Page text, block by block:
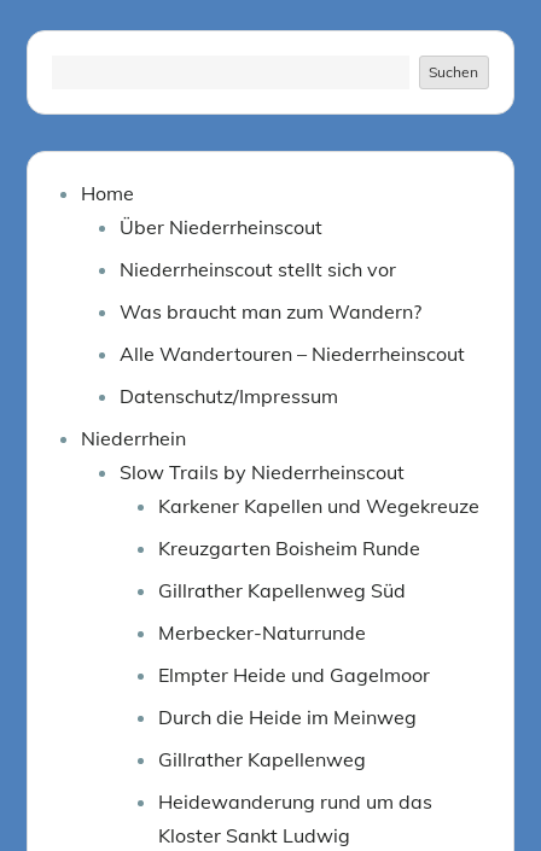
Suchen
Home
Über Niederrheinscout
Niederrheinscout stellt sich vor
Was braucht man zum Wandern?
Alle Wandertouren – Niederrheinscout
Datenschutz/Impressum
Niederrhein
Slow Trails by Niederrheinscout
Karkener Kapellen und Wegekreuze
Kreuzgarten Boisheim Runde
Gillrather Kapellenweg Süd
Merbecker-Naturrunde
Elmpter Heide und Gagelmoor
Durch die Heide im Meinweg
Gillrather Kapellenweg
Heidewanderung rund um das
Kloster Sankt Ludwig